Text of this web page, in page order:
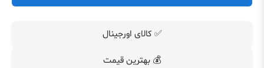
✅ کالای اورجینال
💰 بهترین قیمت